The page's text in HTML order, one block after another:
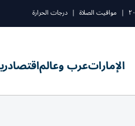
| مواقيت الصلاة | درجات الحرارة
الإماراتعرب وعالماقتصاد